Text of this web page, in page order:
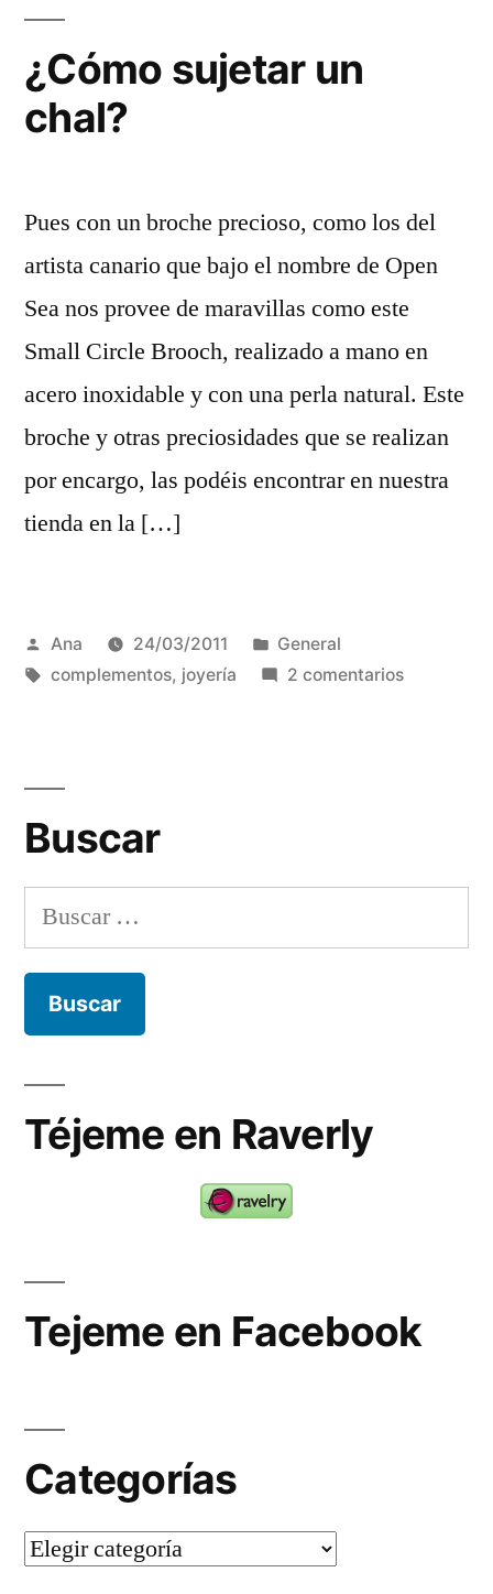
¿Cómo sujetar un
chal?
Pues con un broche precioso, como los del
artista canario que bajo el nombre de Open
Sea nos provee de maravillas como este
Small Circle Brooch, realizado a mano en
acero inoxidable y con una perla natural. Este
broche y otras preciosidades que se realizan
por encargo, las podéis encontrar en nuestra
tienda en la […]
Publicada
por
Ana 24/03/2011
Publicada
en
General
Etiquetas:
complementos, joyería 2 comentariosen
Buscar
Buscar:
Téjeme en Raverly
Tejeme en Facebook
Categorías
Categorías